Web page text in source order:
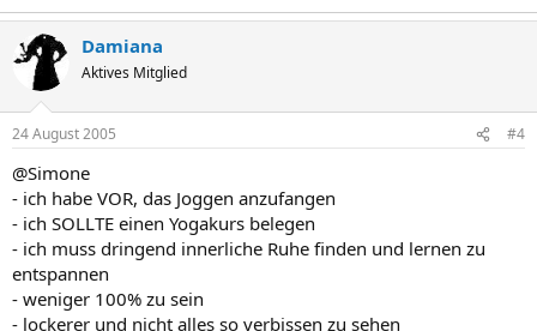
Damiana
Aktives Mitglied
24 August 2005 #4
@Simone
- ich habe VOR, das Joggen anzufangen
- ich SOLLTE einen Yogakurs belegen
- ich muss dringend innerliche Ruhe finden und lernen zu
entspannen
- weniger 100% zu sein
- lockerer und nicht alles so verbissen zu sehen